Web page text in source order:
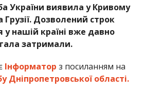
України виявила у Кривому
Грузії. Дозволений строк
у нашій країні вже давно
затримали.
Інформатор з посиланням на
Дніпропетровської області.